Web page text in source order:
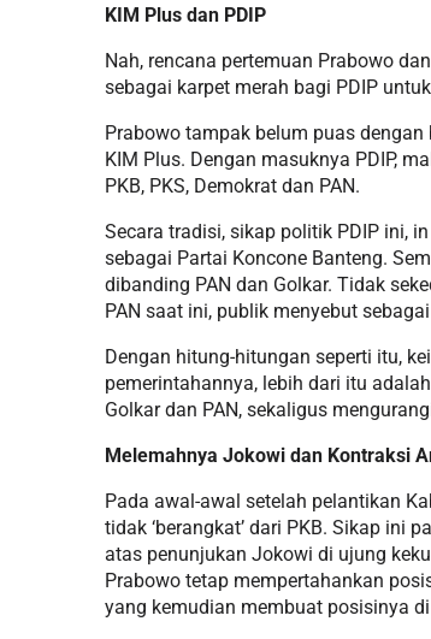
KIM Plus dan PDIP
Nah, rencana pertemuan Prabowo
sebagai karpet merah bagi PDIP
Prabowo tampak belum puas
KIM Plus. Dengan masuknya PDIP,
PKB, PKS, Demokrat dan PAN.
Secara tradisi, sikap politik PDIP ini,
sebagai Partai Koncone Banteng.
dibanding PAN dan Golkar. Tidak
PAN saat ini, publik menyebut
Dengan hitung-hitungan seperti itu,
pemerintahannya, lebih dari itu
Golkar dan PAN, sekaligus
Melemahnya Jokowi dan Kontraksi
Pada awal-awal setelah pelantikan
tidak ‘berangkat’ dari PKB. Sikap ini
atas penunjukan Jokowi di ujung
Prabowo tetap mempertahankan
yang kemudian membuat posisinya di